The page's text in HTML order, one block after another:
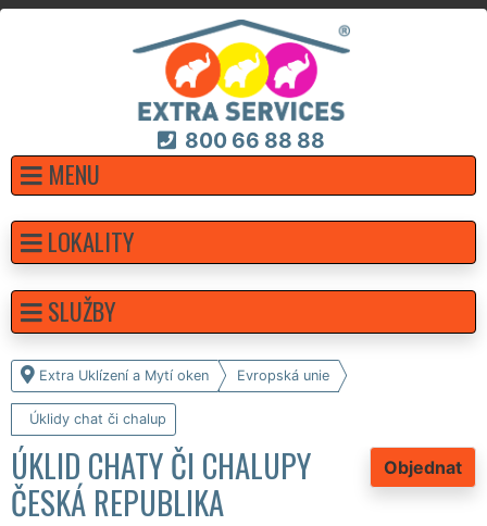
800 66 88 88
MENU
Extra Uklízení a Mytí oken Evropská unie
Úklidy chat či chalup
Objednat
ÚKLID CHATY ČI CHALUPY
ČESKÁ REPUBLIKA
LOKALITY
SLUŽBY